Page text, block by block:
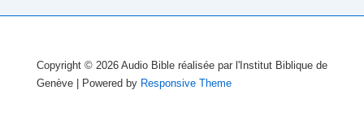
Copyright © 2026 Audio Bible réalisée par l'Institut Biblique de
Genève
| Powered by Responsive Theme